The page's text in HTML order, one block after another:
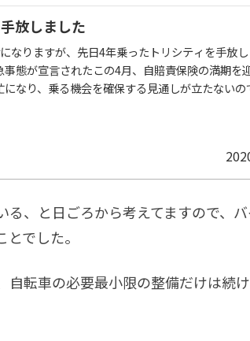
放しました
なりますが、先日4年乗ったトリシティを手放
事態が宣言されたこの4月、自賠責保険の満期を
になり、乗る機会を確保する見通しが立たないの
昨年は、積雪期を除いた晴れの日の県内移動で
。オープンエアの爽快感は何物...
、と日ごろから考えてますので、
でした。
転車の必要最小限の整備だけは続